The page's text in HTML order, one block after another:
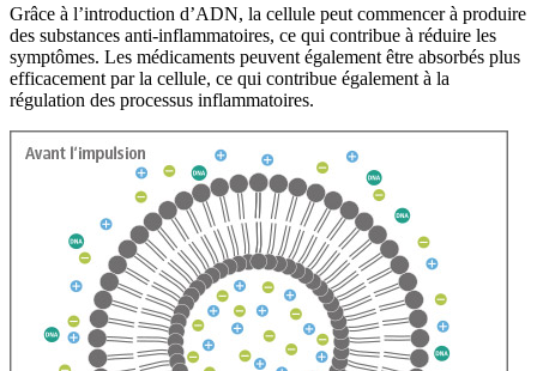
Grâce à l’introduction d’ADN, la cellule peut commencer à produire
des substances anti-inflammatoires, ce qui contribue à réduire les
symptômes. Les médicaments peuvent également être absorbés plus
efficacement par la cellule, ce qui contribue également à la
régulation des processus inflammatoires.